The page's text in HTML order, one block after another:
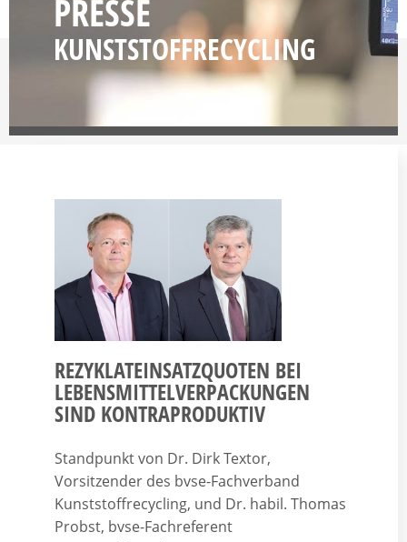
PRESSE
KUNST­STOFFRECYCLING
REZYKLATEINSATZQUOTEN BEI
LEBENSMITTELVERPACKUNGEN
SIND KONTRAPRODUKTIV
Standpunkt von Dr. Dirk Textor,
Vorsitzender des bvse-Fachverband
Kunststoffrecycling, und Dr. habil. Thomas
Probst, bvse-Fachreferent